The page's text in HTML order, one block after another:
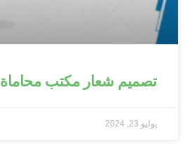
تصميم شعار مكتب محاماة
يوليو 23, 2024